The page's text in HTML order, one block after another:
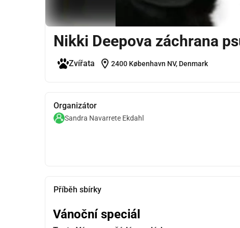
Nikki Deepova záchrana
Zvířata location_on 2400 København NV, Denmark
Organizátor
Sandra Navarrete Ekdahl
Příběh sbírky
Vánoční speciál